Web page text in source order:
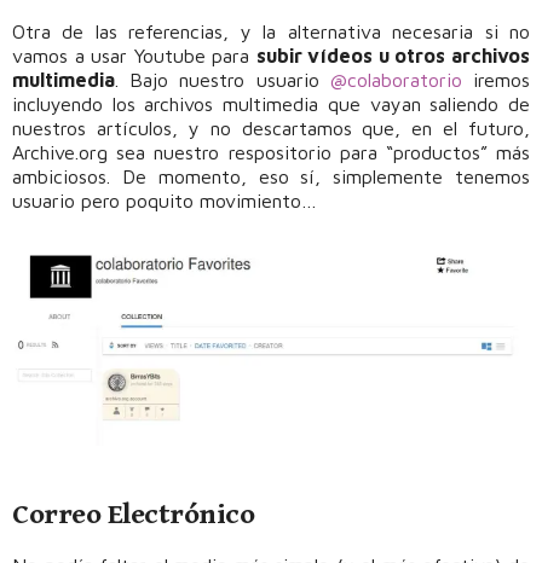
Otra de las referencias, y la alternativa necesaria si no
vamos a usar Youtube para subir vídeos u otros archivos
multimedia . Bajo nuestro usuario @colaboratorio iremos
incluyendo los archivos multimedia que vayan saliendo de
nuestros artículos, y no descartamos que, en el futuro,
Archive.org sea nuestro respositorio para “productos” más
ambiciosos. De momento, eso sí, simplemente tenemos
usuario pero poquito movimiento…
Correo Electrónico